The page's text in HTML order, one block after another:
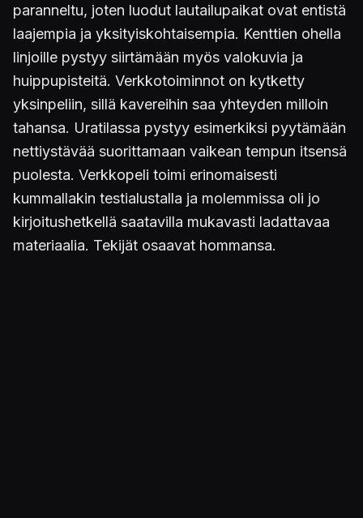
paranneltu, joten luodut lautailupaikat ovat entistä
laajempia ja yksityiskohtaisempia. Kenttien ohella
linjoille pystyy siirtämään myös valokuvia ja
huippupisteitä. Verkkotoiminnot on kytketty
yksinpeliin, sillä kavereihin saa yhteyden milloin
tahansa. Uratilassa pystyy esimerkiksi pyytämään
nettiystävää suorittamaan vaikean tempun itsensä
puolesta. Verkkopeli toimi erinomaisesti
kummallakin testialustalla ja molemmissa oli jo
kirjoitushetkellä saatavilla mukavasti ladattavaa
materiaalia. Tekijät osaavat hommansa.